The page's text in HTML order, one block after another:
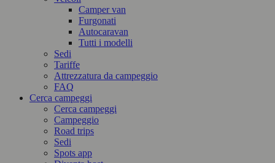
Camper van
Furgonati
Autocaravan
Tutti i modelli
Sedi
Tariffe
Attrezzatura da campeggio
FAQ
Cerca campeggi
Cerca campeggi
Campeggio
Road trips
Sedi
Spots app